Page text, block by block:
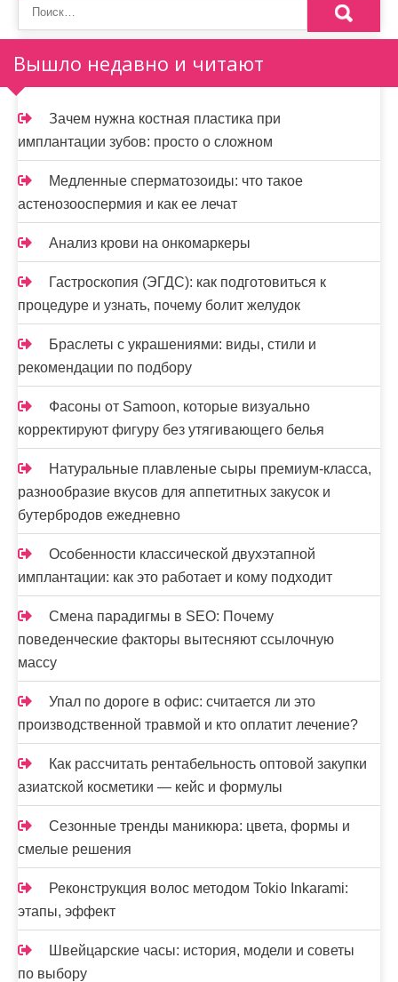
Вышло недавно и читают
Зачем нужна костная пластика при
имплантации зубов: просто о сложном
Медленные сперматозоиды: что такое
астенозооспермия и как ее лечат
Анализ крови на онкомаркеры
Гастроскопия (ЭГДС): как подготовиться к
процедуре и узнать, почему болит желудок
Браслеты с украшениями: виды, стили и
рекомендации по подбору
Фасоны от Samoon, которые визуально
корректируют фигуру без утягивающего белья
Натуральные плавленые сыры премиум-класса,
разнообразие вкусов для аппетитных закусок и
бутербродов ежедневно
Особенности классической двухэтапной
имплантации: как это работает и кому подходит
Смена парадигмы в SEO: Почему
поведенческие факторы вытесняют ссылочную
массу
Упал по дороге в офис: считается ли это
производственной травмой и кто оплатит лечение?
Как рассчитать рентабельность оптовой закупки
азиатской косметики — кейс и формулы
Сезонные тренды маникюра: цвета, формы и
смелые решения
Реконструкция волос методом Tokio Inkarami:
этапы, эффект
Швейцарские часы: история, модели и советы
по выбору